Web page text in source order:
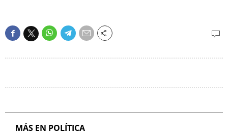
MÁS EN POLÍTICA